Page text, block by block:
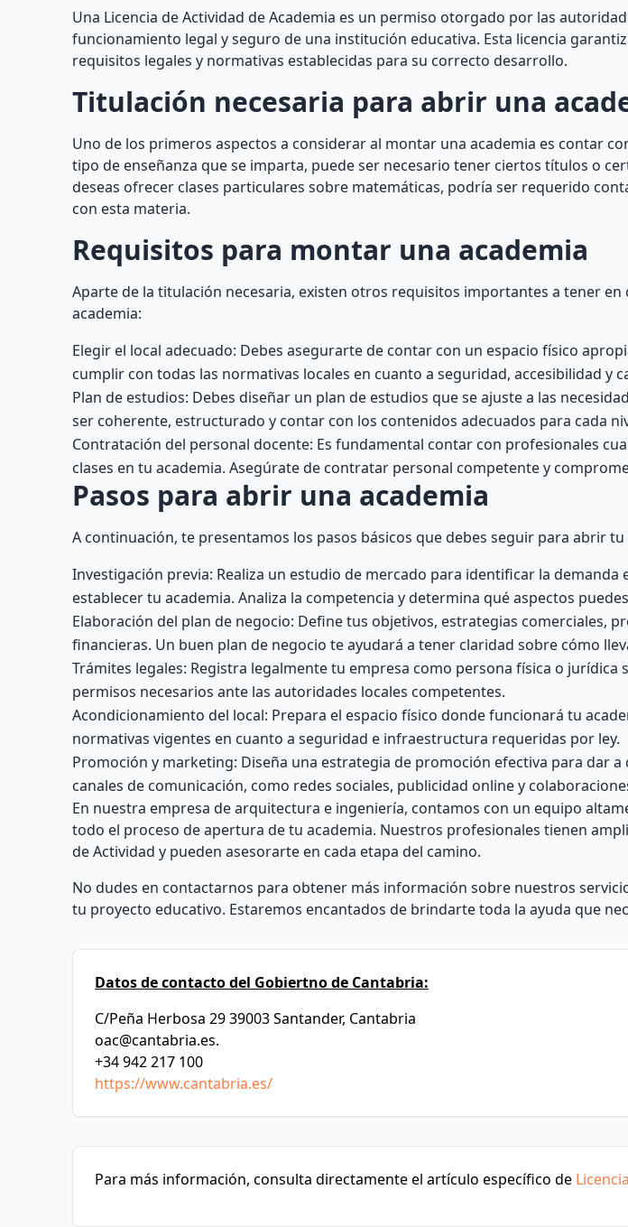
Una Licencia de Actividad de Academia es un permiso otorgado por las
funcionamiento legal y seguro de una institución educativa. Esta licencia
requisitos legales y normativas establecidas para su correcto desarrollo.
Titulación necesaria para abrir una
Uno de los primeros aspectos a considerar al montar una academia es contar
tipo de enseñanza que se imparta, puede ser necesario tener ciertos títulos o
deseas ofrecer clases particulares sobre matemáticas, podría ser requerido
con esta materia.
Requisitos para montar una academia
Aparte de la titulación necesaria, existen otros requisitos importantes a tener
academia:
Elegir el local adecuado: Debes asegurarte de contar con un espacio físico
cumplir con todas las normativas locales en cuanto a seguridad, accesibilidad y
Plan de estudios: Debes diseñar un plan de estudios que se ajuste a las
ser coherente, estructurado y contar con los contenidos adecuados para cada
Contratación del personal docente: Es fundamental contar con profesionales
clases en tu academia. Asegúrate de contratar personal competente y
Pasos para abrir una academia
A continuación, te presentamos los pasos básicos que debes seguir para abrir
Investigación previa: Realiza un estudio de mercado para identificar la demanda
establecer tu academia. Analiza la competencia y determina qué aspectos
Elaboración del plan de negocio: Define tus objetivos, estrategias comerciales,
financieras. Un buen plan de negocio te ayudará a tener claridad sobre cómo
Trámites legales: Registra legalmente tu empresa como persona física o
permisos necesarios ante las autoridades locales competentes.
Acondicionamiento del local: Prepara el espacio físico donde funcionará tu
normativas vigentes en cuanto a seguridad e infraestructura requeridas por ley.
Promoción y marketing: Diseña una estrategia de promoción efectiva para dar
canales de comunicación, como redes sociales, publicidad online y
En nuestra empresa de arquitectura e ingeniería, contamos con un equipo
todo el proceso de apertura de tu academia. Nuestros profesionales tienen
de Actividad y pueden asesorarte en cada etapa del camino.
No dudes en contactarnos para obtener más información sobre nuestros
tu proyecto educativo. Estaremos encantados de brindarte toda la ayuda que
Datos de contacto del Gobiertno de Cantabria:
C/Peña Herbosa 29 39003 Santander, Cantabria
oac@cantabria.es.
+34 942 217 100
https://www.cantabria.es/
Para más información, consulta directamente el artículo específico de